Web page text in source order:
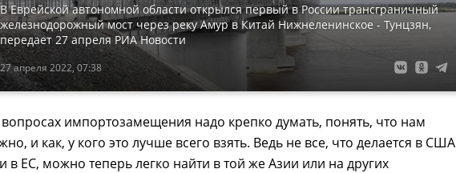
27 апреля 2022, 07:38
В Еврейской автономной области открылся первый в России трансграничный
железнодорожный мост через реку Амур в Китай Нижнеленинское - Тунцзян,
передает 27 апреля РИА Новости
импортозамещения надо крепко думать, понять, что нам
и как, у кого это лучше всего взять. Ведь не все, что делается в США
в ЕС, можно теперь легко найти в той же Азии или на других